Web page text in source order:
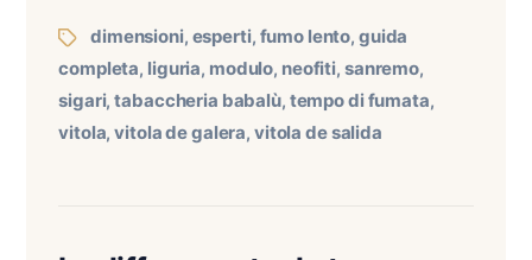
dimensioni, esperti, fumo lento,guida
completa, liguria, modulo, neofiti, sanremo,
sigari,tabaccheria babalù, tempo di fumata,
vitola,vitola de galera,vitola de salida